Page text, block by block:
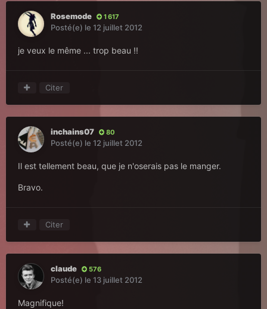
Rosemode 1 617
Posté(e) le 12 juillet 2012
je veux le même ... trop beau !!
Citer
inchains07 80
Posté(e) le 12 juillet 2012
Il est tellement beau, que je n'oserais pas le manger.
Bravo.
Citer
claude 576
Posté(e) le 13 juillet 2012
Magnifique!